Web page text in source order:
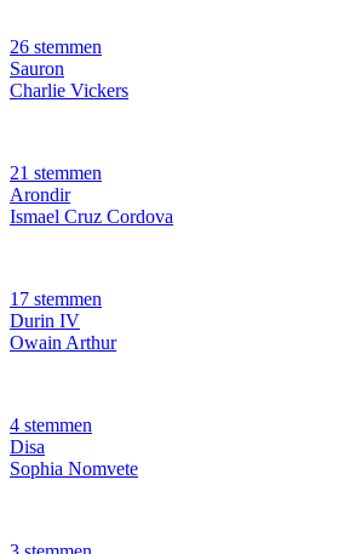
26 stemmen
Sauron
Charlie Vickers
21 stemmen
Arondir
Ismael Cruz Cordova
17 stemmen
Durin IV
Owain Arthur
4 stemmen
Disa
Sophia Nomvete